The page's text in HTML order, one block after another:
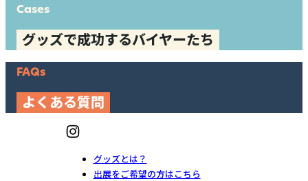
Cases
グッズで成功するバイヤーたち
FAQs
よくある質問
グッズとは？
出展をご希望の方はこちら